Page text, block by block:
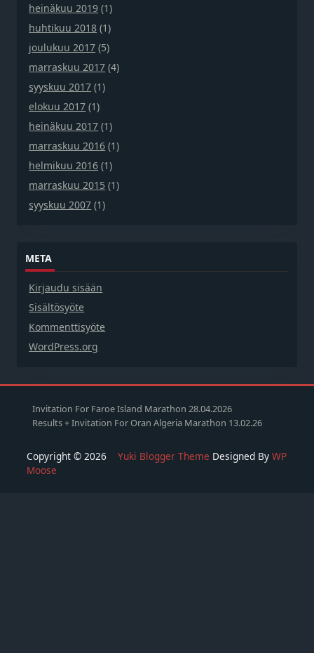
heinäkuu 2019 (1)
huhtikuu 2018 (1)
joulukuu 2017 (5)
marraskuu 2017 (4)
syyskuu 2017 (1)
elokuu 2017 (1)
heinäkuu 2017 (1)
marraskuu 2016 (1)
helmikuu 2016 (1)
marraskuu 2015 (1)
syyskuu 2007 (1)
META
Kirjaudu sisään
Sisältösyöte
Kommenttisyöte
WordPress.org
Invitation For Faroe Island Marathon 28.04.2026
Results + Invitation For Oran Algeria Marathon 13.02.26
Copyright © 2026 Yuki Blogger Theme Designed By WP
Moose